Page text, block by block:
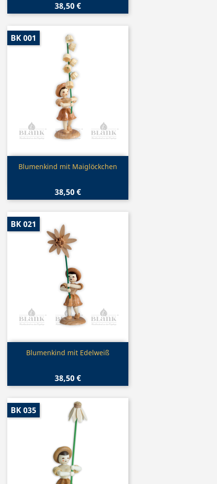
38,50 €
Vorschau
Blumenkind mit Maiglöckchen
38,50 €
BK 001
Vorschau
Blumenkind mit Edelweiß
38,50 €
BK 021
BK 035